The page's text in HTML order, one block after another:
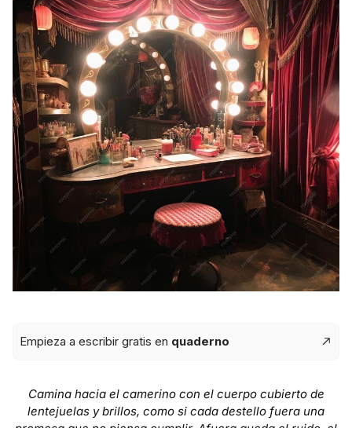
Empieza a escribir gratis en quaderno
Camina hacia el camerino con el cuerpo cubierto de
lentejuelas y brillos, como si cada destello fuera una